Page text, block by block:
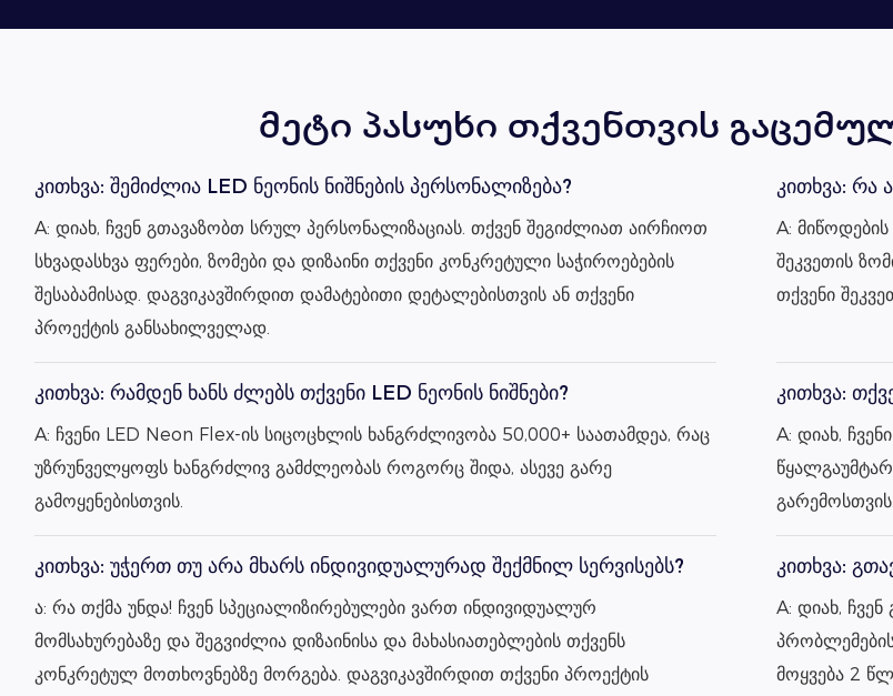
მეტი პასუხი თქვენთვის
კითხვა: შემიძლია LED ნეონის ნიშნების პერსონალიზება?
A: დიახ, ჩვენ გთავაზობთ სრულ პერსონალიზაციას. თქვენ შეგიძლიათ აირჩიოთ
სხვადასხვა ფერები, ზომები და დიზაინი თქვენი კონკრეტული საჭიროებების
შესაბამისად. დაგვიკავშირდით დამატებითი დეტალებისთვის ან თქვენი
პროექტის განსახილველად.
კითხვა: რა
A:
შეკვეთის
თქვენი
კითხვა: რამდენ ხანს ძლებს თქვენი LED ნეონის ნიშნები?
A: ჩვენი LED Neon Flex-ის სიცოცხლის ხანგრძლივობა 50,000+ საათამდეა, რაც
უზრუნველყოფს ხანგრძლივ გამძლეობას როგორც შიდა, ასევე გარე
გამოყენებისთვის.
კითხვა:
A: დიახ,
გარემოსთვის.
კითხვა: უჭერთ თუ არა მხარს ინდივიდუალურად შექმნილ სერვისებს?
ა: რა თქმა უნდა! ჩვენ სპეციალიზირებულები ვართ ინდივიდუალურ
მომსახურებაზე და შეგვიძლია დიზაინისა და მახასიათებლების თქვენს
კონკრეტულ მოთხოვნებზე მორგება. დაგვიკავშირდით თქვენი პროექტის
კითხვა:
A: დიახ,
მოყვება 2